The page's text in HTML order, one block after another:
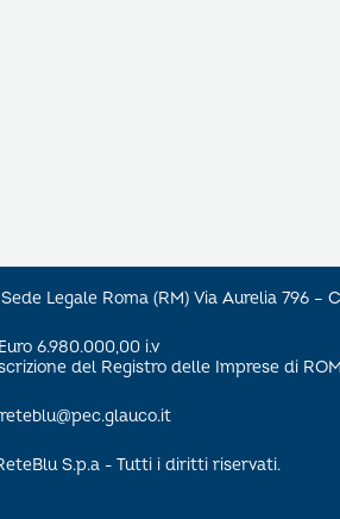
Sede Legale Roma (RM) Via Aurelia 796 –
6.980.000,00 i.v
del Registro delle Imprese di
S.p.a - Tutti i diritti riservati.